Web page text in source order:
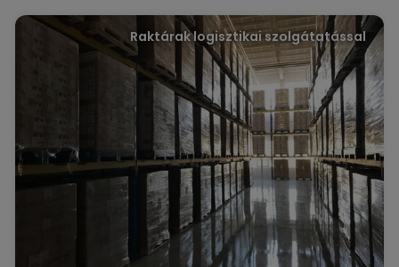
Raktárak logisztikai szolgátatással